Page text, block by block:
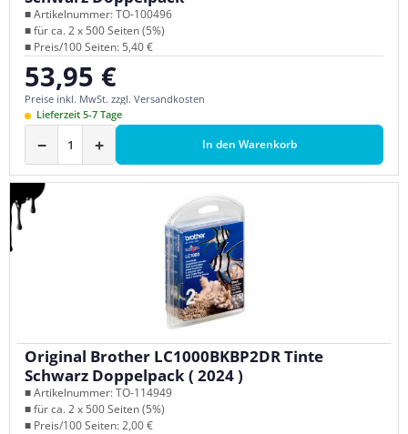
■ Artikelnummer: TO-100496
■ für ca. 2 x 500 Seiten (5%)
■ Preis/100 Seiten: 5,40 €
Regulärer Preis:
53,95 €
Preise inkl. MwSt. zzgl. Versandkosten
Lieferzeit 5-7 Tage
− + In den Warenkorb
Original Brother LC1000BKBP2DR Tinte
Schwarz Doppelpack ( 2024 )
■ Artikelnummer: TO-114949
■ für ca. 2 x 500 Seiten (5%)
■ Preis/100 Seiten: 2,00 €